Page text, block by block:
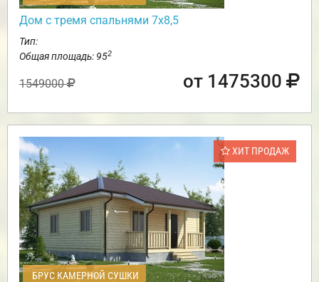
Дом с тремя спальнями 7х8,5
Тип:
Общая площадь: 952
1549000 от 1475300
ХИТ ПРОДАЖ
БРУС КАМЕРНОЙ СУШКИ